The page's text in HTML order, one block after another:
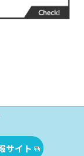
サイト